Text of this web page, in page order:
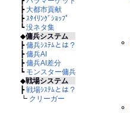
┣ 大都市貢献
┣ ｽﾀｲﾘﾝｸﾞｼｮｯﾌﾟ
┗没ネタ集
◆傭兵システム
┣傭兵ｼｽﾃﾑとは？
┣傭兵AI
┣傭兵AI差分
┗ モンスター傭兵
◆戦場システム
┣戦場ｼｽﾃﾑとは？
┗ クリーガー